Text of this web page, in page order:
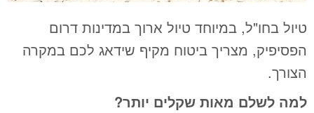
טיול בחו"ל, במיוחד טיול ארוך במדינות דרום
הפסיפיק, מצריך ביטוח מקיף שידאג לכם במקרה
הצורך.
למה לשלם מאות שקלים יותר?